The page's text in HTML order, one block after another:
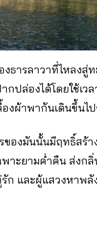
ธารลาวาที่ไหลงสู่
ปล่องได้โดยใช้เว
งผ้าพากันเดินขึ้นไ
ของมันนั้นมีฤทธิ์สร้
าะยามค่ำคืน ส่งก
ก และผู้แสวงหาพลั